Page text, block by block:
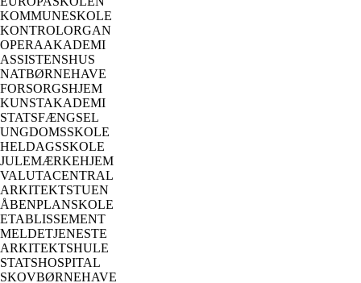
KOMMUNESKOLE
KONTROLORGAN
OPERAAKADEMI
ASSISTENSHUS
NATBØRNEHAVE
FORSORGSHJEM
KUNSTAKADEMI
STATSFÆNGSEL
UNGDOMSSKOLE
HELDAGSSKOLE
JULEMÆRKEHJEM
VALUTACENTRAL
ARKITEKTSTUEN
ÅBENPLANSKOLE
ETABLISSEMENT
MELDETJENESTE
ARKITEKTSHULE
STATSHOSPITAL
SKOVBØRNEHAVE